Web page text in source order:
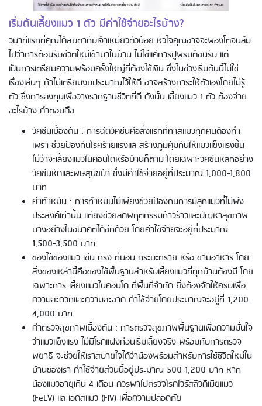
เริ่มต้นเลี้ยงแมว 1 ตัว มีค่าใช้จ่ายอะไรบ้าง?
วินาทีแรกที่คุณได้สบตากับเจ้าเหมียวตัวน้อย หัวใจคุณอาจจะพองโตจนลืม
ไปว่าการต้อนรับชีวิตใหม่เข้ามาในบ้าน ไม่ใช่แค่การปูพรมต้อนรับ แต่
เป็นการเตรียมความพร้อมครั้งใหญ่ที่ต้องใช้เงิน ซึ่งในช่วงเริ่มต้นนี้ไม่ใช่
เรื่องเล่นๆ ถ้าไม่เตรียมงบประมาณไว้ให้ดี อาจสร้างภาระให้ตัวเองโดยไม่รู้
ตัว ซึ่งการลงทุนเพื่อวางรากฐานชีวิตที่ดี ดังนั้น เลี้ยงแมว 1 ตัว ต้องจ่าย
อะไรบ้าง คำตอบคือ
วัคซีนเบื้องต้น : การฉีดวัคซีนคือสิ่งแรกที่ทาสแมวทุกคนต้องทำ
เพราะช่วยป้องกันโรคร้ายแรงและสร้างภูมิคุ้มกันให้แมวแข็งแรงขึ้น
ไม่ว่าจะเลี้ยงแมวในคอนโดหรือบ้านก็ตาม โดยเฉพาะวัคซีนหลักอย่าง
วัคซีนหัดและพิษสุนัขบ้า ซึ่งมีค่าใช้จ่ายอยู่ที่ประมาณ 1,000-1,800
บาท
ค่าทำหมัน : การทำหมันไม่เพียงช่วยป้องกันการมีลูกแมวที่ไม่พึง
ประสงค์เท่านั้น แต่ยังช่วยลดพฤติกรรมก้าวร้าวและปัญหาสุขภาพ
บางอย่างในอนาคตได้อีกด้วย โดยค่าใช้จ่ายจะอยู่ที่ประมาณ
1,500-3,500 บาท
ของใช้ของแมว เช่น กรง ที่นอน กระบะทราย หรือ ชามอาหาร โดย
สิ่งของเหล่านี้คือของใช้พื้นฐานสำหรับเลี้ยงแมวที่ทุกบ้านต้องมี โดย
เฉพาะการ เลี้ยงแมวในคอนโด ที่พื้นที่จำกัด ยิ่งต้องจัดให้ครบเพื่อ
ความสะดวกและความสะอาด ค่าใช้จ่ายโดยประมาณจะอยู่ที่ 1,200-
4,000 บาท
ค่าตรวจสุขภาพเบื้องต้น : การตรวจสุขภาพพื้นฐานเพื่อความมั่นใจ
ว่าแมวแข็งแรง ไม่มีโรคแฝงก่อนเริ่มเลี้ยงจริง พร้อมกับการตรวจ
พยาธิ จะช่วยให้เราสบายใจได้ว่าน้องพร้อมสำหรับการใช้ชีวิตใหม่ใน
บ้านของเรา ค่าใช้จ่ายส่วนนี้อยู่ประมาณ 500-1,200 บาท หาก
น้องแมวอายุเกิน 4 เดือน ควรพาไปตรวจโรคไวรัสลิวคีเมียแมว
(FeLV) และเอดส์แมว (FIV) เพื่อความปลอดภัย